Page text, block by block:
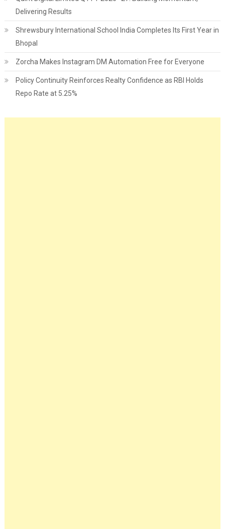
Delivering Results
Shrewsbury International School India Completes Its First Year in
Bhopal
Zorcha Makes Instagram DM Automation Free for Everyone
Policy Continuity Reinforces Realty Confidence as RBI Holds
Repo Rate at 5.25%